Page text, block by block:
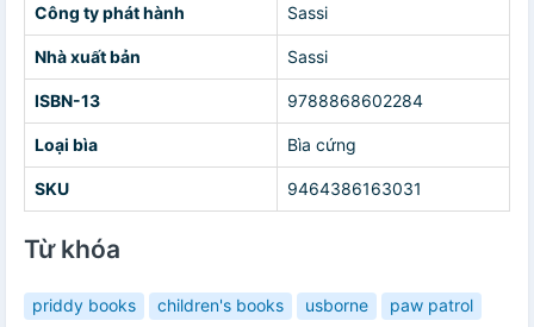
Công ty phát hành Sassi
Nhà xuất bản Sassi
ISBN-13 9788868602284
Loại bìa Bìa cứng
SKU 9464386163031
Từ khóa
priddy books children's books usborne
paw patrol